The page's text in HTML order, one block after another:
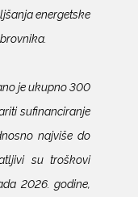
energetske
je ukupno 300
sufinanciranje
najviše do
su troškovi
2026. godine,